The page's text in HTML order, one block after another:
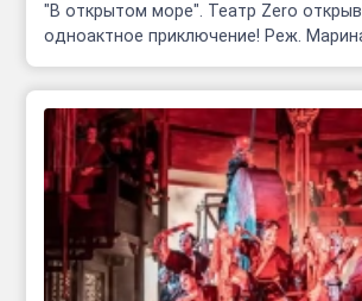
"В открытом море". Театр Zero
одноактное приключение! Реж.